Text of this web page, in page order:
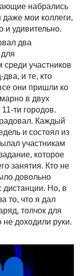
набрались
мои коллеги,
и удивительно.
два
участников
и те, кто
они пришли ко
в двух
ти городов.
Каждый
и состоял из
участникам
которое
занятия. Кто не
довольно
дистанции. Но, в
то, что я дал
толчок для
не доходили руки.